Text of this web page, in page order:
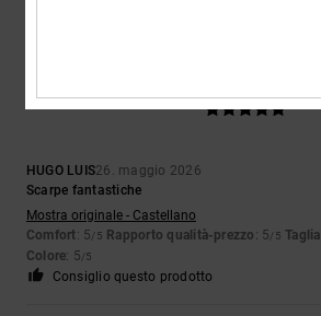
HUGO LUIS26. maggio 2026
Scarpe fantastiche
Mostra originale - Castellano
Comfort: 5/5 Rapporto qualità-prezzo : 5/5 Taglia
Colore: 5/5
Consiglio questo prodotto